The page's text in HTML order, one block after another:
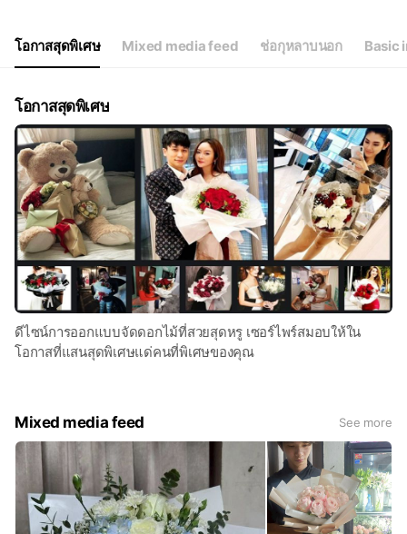
Sat
Open 24 hours
โอกาสสุดพิเศษ Mixed media feed ช่อกุหลาบนอก Basic
โอกาสสุดพิเศษ
ดีไซน์การออกแบบจัดดอกไม้ที่สวยสุดหรู เซอร์ไพร์สมอบให้ใน
โอกาสที่แสนสุดพิเศษแด่คนที่พิเศษของคุณ
Mixed media feed See more